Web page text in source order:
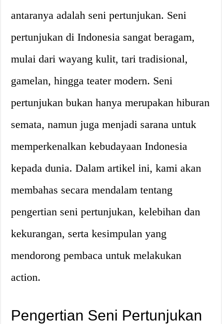
antaranya adalah seni pertunjukan. Seni
pertunjukan di Indonesia sangat beragam,
mulai dari wayang kulit, tari tradisional,
gamelan, hingga teater modern. Seni
pertunjukan bukan hanya merupakan hiburan
semata, namun juga menjadi sarana untuk
memperkenalkan kebudayaan Indonesia
kepada dunia. Dalam artikel ini, kami akan
membahas secara mendalam tentang
pengertian seni pertunjukan, kelebihan dan
kekurangan, serta kesimpulan yang
mendorong pembaca untuk melakukan
action.
Pengertian Seni Pertunjukan